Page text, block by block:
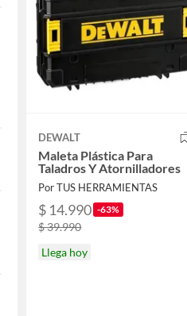
DEWALT
Maleta Plástica Para
Taladros Y Atornilladores
Por TUS HERRAMIENTAS
$ 14.990 -63%
$ 39.990
Llega hoy